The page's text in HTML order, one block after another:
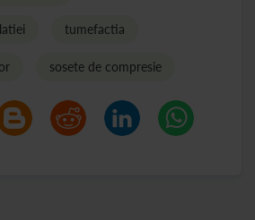
tumefactia
sosete de compresie